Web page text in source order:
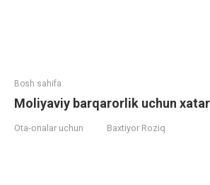
Bosh sahifa
Moliyaviy barqarorlik uchun
Ota-onalar uchun Baxtiyor Roziq